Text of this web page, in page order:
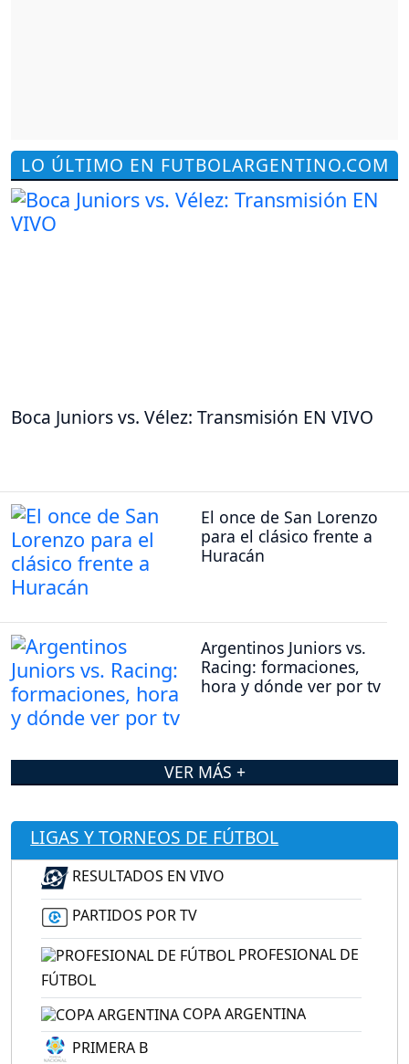
LO ÚLTIMO EN FUTBOLARGENTINO.COM
Boca Juniors vs. Vélez: Transmisión EN VIVO
El once de San Lorenzo
para el clásico frente a
Huracán
Argentinos Juniors vs.
Racing: formaciones,
hora y dónde ver por tv
VER MÁS +
LIGAS Y TORNEOS DE FÚTBOL
RESULTADOS EN VIVO
PARTIDOS POR TV
PROFESIONAL DE
FÚTBOL
COPA ARGENTINA
PRIMERA B